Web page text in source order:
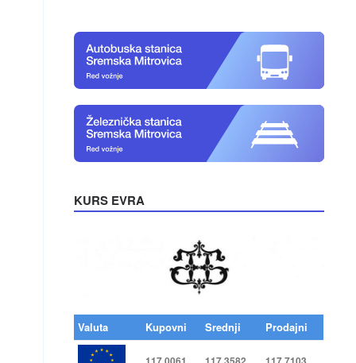
KURS EVRA
Valuta Kupovni Srednji Prodajni